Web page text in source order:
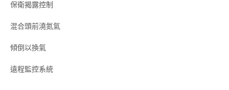
保衛揭露控制
混合頭前澆氮氣
傾倒以換氣
遠程監控系統